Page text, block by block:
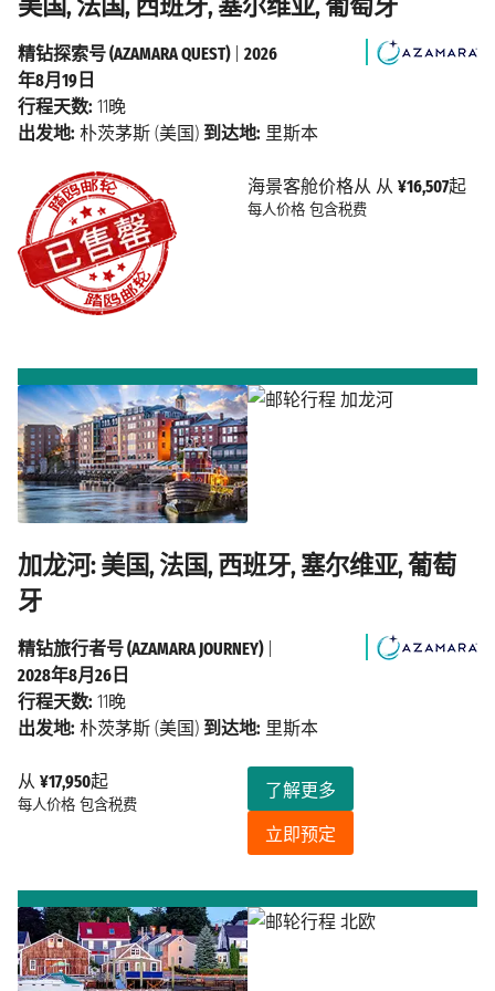
海景客舱价格从 从 ¥16,507起
每人价格 包含税费
精钻探索号 (AZAMARA QUEST)| 2026
年8月19日
行程天数: 11晚
出发地: 朴茨茅斯 (美国) 到达地: 里斯本
加龙河: 美国, 法国, 西班牙, 塞尔维亚, 葡萄
牙
从 ¥17,950起
每人价格 包含税费
了解更多
立即预定
精钻旅行者号 (AZAMARA JOURNEY)|
2028年8月26日
行程天数: 11晚
出发地: 朴茨茅斯 (美国) 到达地: 里斯本